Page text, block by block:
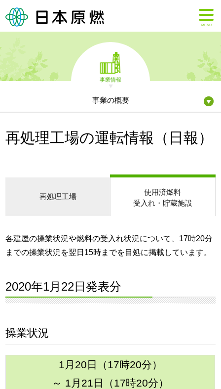
MENU
事業情報
事業の概要
再処理工場の運転情報（日報）
再処理工場
使用済燃料
受入れ・貯蔵施設
各建屋の操業状況や燃料の受入れ状況について、17時20分
までの操業状況を翌日15時までを目処に掲載しています。
2020年1月22日発表分
操業状況
1月20日（17時20分）
～ 1月21日（17時20分）